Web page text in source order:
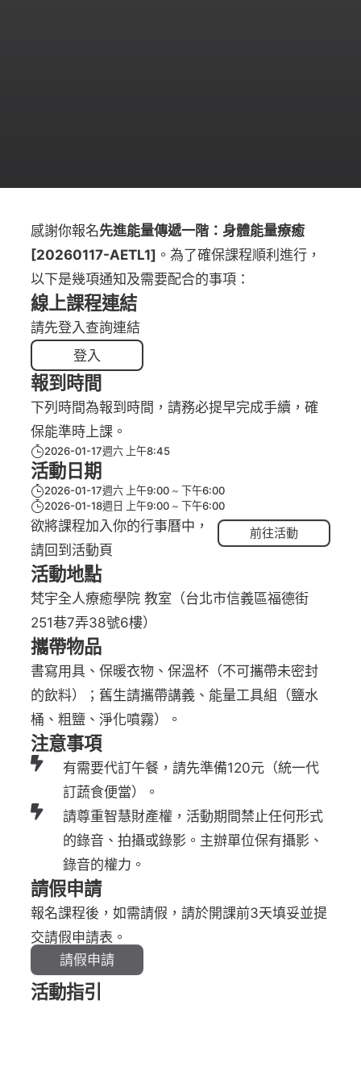
感謝你報名先進能量傳遞一階：身體能量療癒
[20260117-AETL1] 。為了確保課程順利進行，
以下是幾項通知及需要配合的事項：
線上課程連結
請先登入查詢連結
登入
報到時間
下列時間為報到時間，請務必提早完成手續，確
保能準時上課。
2026-01-17週六 上午8:45
活動日期
2026-01-17週六 上午9:00
下午6:00
2026-01-18週日 上午9:00
下午6:00
欲將課程加入你的行事曆中，
請回到活動頁
前往活動
活動地點
梵宇全人療癒學院 教室（台北市信義區福德街
251巷7弄38號6樓）
攜帶物品
書寫用具、保暖衣物、保溫杯（不可攜帶未密封
的飲料）；舊生請攜帶講義、能量工具組（鹽水
桶、粗鹽、淨化噴霧）。
注意事項
有需要代訂午餐，請先準備120元（統一代
訂蔬食便當）。
請尊重智慧財產權，活動期間禁止任何形式
的錄音、拍攝或錄影。主辦單位保有攝影、
錄音的權力。
請假申請
報名課程後，如需請假，請於開課前3天填妥並提
交請假申請表。
請假申請
活動指引